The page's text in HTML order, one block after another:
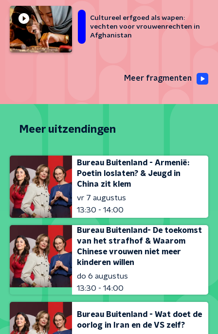
Cultureel erfgoed als wapen:
vechten voor vrouwenrechten in
Afghanistan
Meer fragmenten
Meer uitzendingen
Bureau Buitenland - Armenië:
Poetin loslaten? & Jeugd in
China zit klem
vr 7 augustus
13:30 - 14:00
Bureau Buitenland- De toekomst
van het strafhof & Waarom
Chinese vrouwen niet meer
kinderen willen
do 6 augustus
13:30 - 14:00
Bureau Buitenland - Wat doet de
oorlog in Iran en de VS zelf?